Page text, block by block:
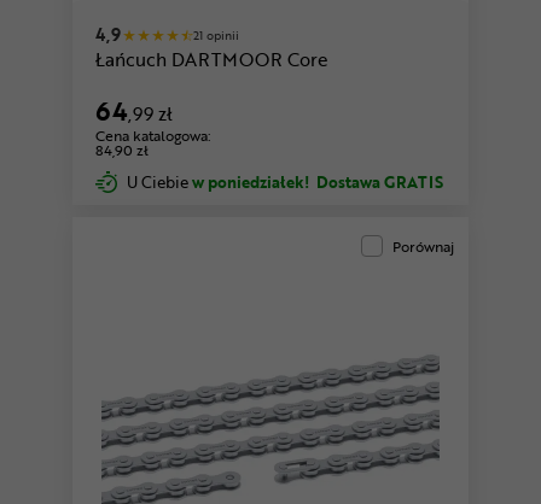
4,9 21 opinii
Łańcuch DARTMOOR Core
64,99 zł
Cena katalogowa:
84,90 zł
U Ciebiew poniedziałek! Dostawa GRATIS
Porównaj